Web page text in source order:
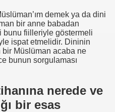
demek ya da dini
bir anne babadan
bunu fiilleriyle göstermeli
ispat etmelidir. Dininin
Müslüman acaba ne
bunun sorgulaması
nerede ve
bir esas